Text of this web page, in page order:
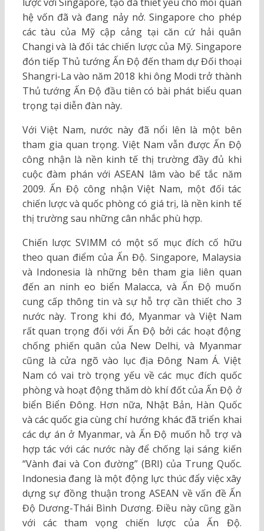
hệ vốn đã và đang nảy nở. Singapore cho phép
các tàu của Mỹ cập cảng tại căn cứ hải quân
Changi và là đối tác chiến lược của Mỹ. Singapore
đón tiếp Thủ tướng Ấn Độ đến tham dự Đối thoại
Shangri-La vào năm 2018 khi ông Modi trở thành
Thủ tướng Ấn Độ đầu tiên có bài phát biểu quan
trọng tại diễn đàn này.
Với Việt Nam, nước này đã nổi lên là một bên
tham gia quan trọng. Việt Nam vẫn được Ấn Độ
công nhận là nền kinh tế thị trường đầy đủ khi
cuộc đàm phán với ASEAN lâm vào bế tắc năm
2009. Ấn Độ công nhận Việt Nam, một đối tác
chiến lược và quốc phòng có giá trị, là nền kinh tế
thị trường sau những cân nhắc phù hợp.
Chiến lược SVIMM có một số mục đích cố hữu
theo quan điểm của Ấn Độ. Singapore, Malaysia
và Indonesia là những bên tham gia liên quan
đến an ninh eo biển Malacca, và Ấn Độ muốn
cung cấp thông tin và sự hỗ trợ cần thiết cho 3
nước này. Trong khi đó, Myanmar và Việt Nam
rất quan trọng đối với Ấn Độ bởi các hoạt động
chống phiến quân của New Delhi, và Myanmar
cũng là cửa ngõ vào lục địa Đông Nam Á. Việt
Nam có vai trò trọng yếu về các mục đích quốc
phòng và hoạt động thăm dò khí đốt của Ấn Độ ở
biển Biển Đông. Hơn nữa, Nhật Bản, Hàn Quốc
và các quốc gia cùng chí hướng khác đã triển khai
các dự án ở Myanmar, và Ấn Độ muốn hỗ trợ và
hợp tác với các nước này để chống lại sáng kiến
“Vành đai và Con đường” (BRI) của Trung Quốc.
Indonesia đang là một động lực thúc đẩy việc xây
dựng sự đồng thuận trong ASEAN về vấn đề Ấn
Độ Dương-Thái Bình Dương. Điều này cũng gần
với các tham vọng chiến lược của Ấn Độ.